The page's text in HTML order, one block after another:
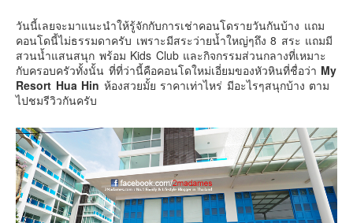
เยอรมัน
ฝรั่งเศส
ออสเตรีย
สาธารณรัฐเช็ก
ฮังการี
เนเธอร์แลนด์
เบลเยี่ยม
สวิสเซอร์แลนด์
วันนี้เลยจะมาแนะนำให้รู้จักกับการเช่าคอนโดรายวันกันบ้าง แถม
คอนโดนี้ไม่ธรรมดาครับ เพราะมีสระว่ายน้ำใหญ่ๆถึง 8 สระ แถมมี
สวนน้ำแสนสนุก พร้อม Kids Club และกิจกรรมส่วนกลางที่เหมาะ
กับครอบครัวทั้งนั้น ที่ที่ว่านี้คือคอนโดใหม่เอี่ยมของหัวหินที่ชื่อว่า My
Resort Hua Hin ห้องสวยมั้ย ราคาเท่าไหร่ มีอะไรๆสนุกบ้าง ตาม
ไปชมรีวิวกันครับ